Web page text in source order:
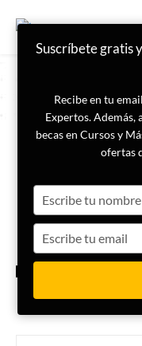
Suscríbete gratis
Recibe en tu
Expertos. Además,
becas en Cursos y
ofertas
your
name
your
email